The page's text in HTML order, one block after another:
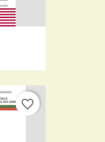
favorite_border